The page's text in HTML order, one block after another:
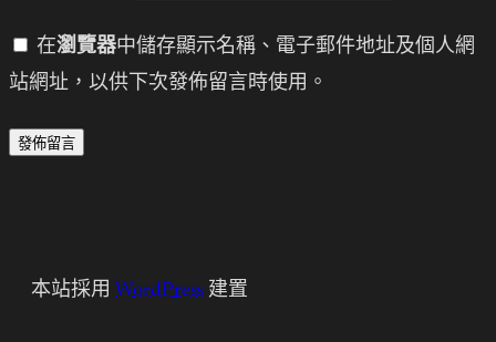
在瀏覽器中儲存顯示名稱、電子郵件地址及個人網
站網址，以供下次發佈留言時使用。
本站採用 WordPress 建置